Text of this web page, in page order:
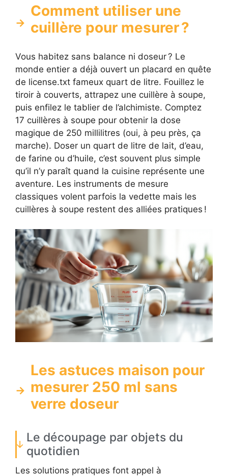
Comment utiliser une
cuillère pour mesurer ?
Vous habitez sans balance ni doseur ? Le
monde entier a déjà ouvert un placard en quête
de license.txt fameux quart de litre. Fouillez le
tiroir à couverts, attrapez une cuillère à soupe,
puis enfilez le tablier de l’alchimiste. Comptez
17 cuillères à soupe pour obtenir la dose
magique de 250 millilitres (oui, à peu près, ça
marche). Doser un quart de litre de lait, d’eau,
de farine ou d’huile, c’est souvent plus simple
qu’il n’y paraît quand la cuisine représente une
aventure. Les instruments de mesure
classiques volent parfois la vedette mais les
cuillères à soupe restent des alliées pratiques !
Les astuces maison pour
mesurer 250 ml sans
verre doseur
Le découpage par objets du
quotidien
Les solutions pratiques font appel à